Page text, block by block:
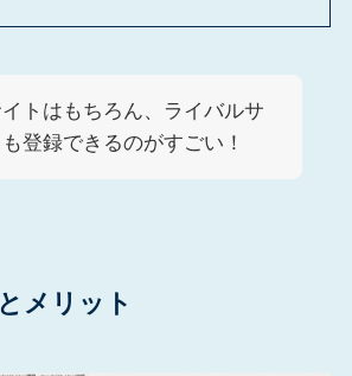
トはもちろん、ライバルサ
登録できるのがすごい！
メリット